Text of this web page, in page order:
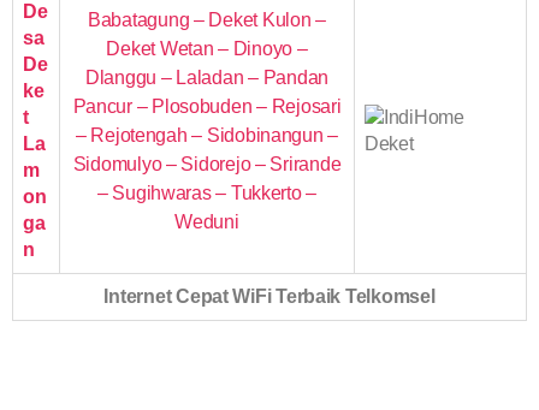
De
sa
De
ke
t
La
m
on
ga
n
Babatagung – Deket Kulon –
Deket Wetan – Dinoyo –
Dlanggu – Laladan – Pandan
Pancur – Plosobuden – Rejosari
– Rejotengah – Sidobinangun –
Sidomulyo – Sidorejo – Srirande
– Sugihwaras – Tukkerto –
Weduni
Internet Cepat WiFi Terbaik Telkomsel